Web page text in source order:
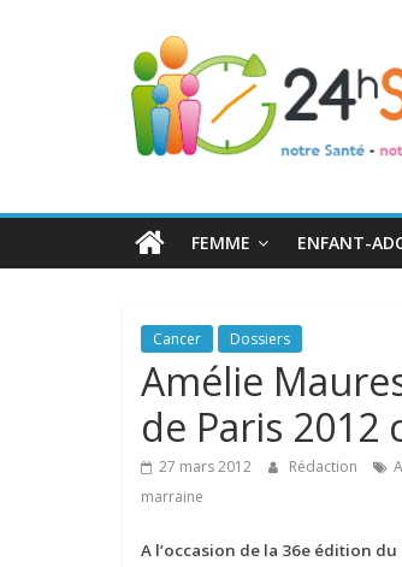
24h
Santé
toute
FEMME ENFANT-
Cancer Dossiers
Amélie
de Paris 2012
27 mars 2012 Rédaction
marraine
A l’occasion de la 36e édition